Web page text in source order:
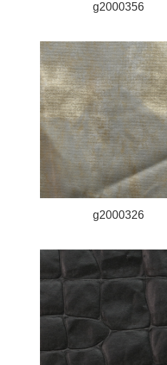
g2000356
g2000326